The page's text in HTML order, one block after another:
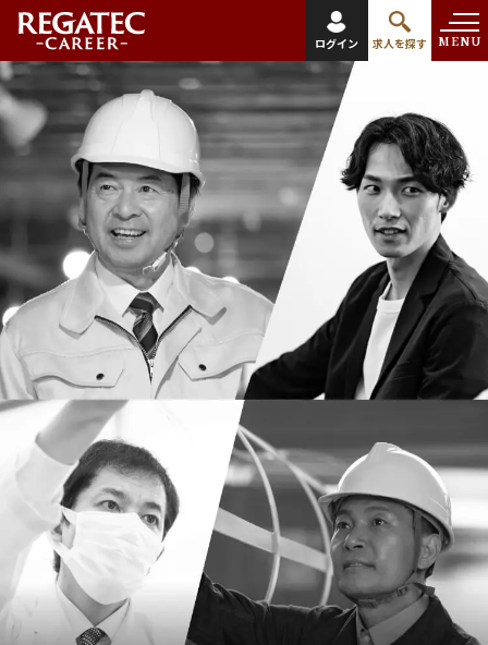
ログイン 求人を探す MENU